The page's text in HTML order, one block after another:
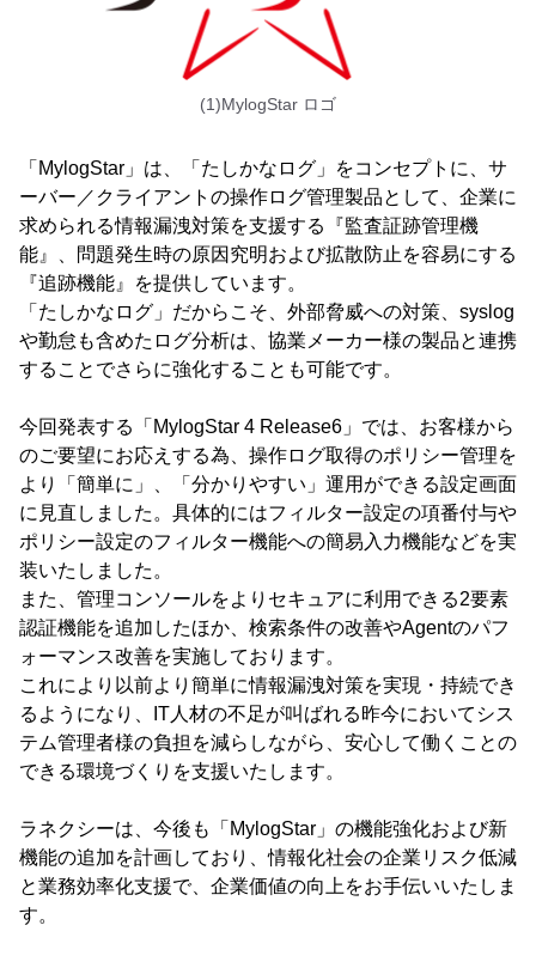
(1)MylogStar ロゴ
「MylogStar」は、「たしかなログ」をコンセプトに、サ
ーバー／クライアントの操作ログ管理製品として、企業に
求められる情報漏洩対策を支援する『監査証跡管理機
能』、問題発生時の原因究明および拡散防止を容易にする
『追跡機能』を提供しています。
「たしかなログ」だからこそ、外部脅威への対策、syslog
や勤怠も含めたログ分析は、協業メーカー様の製品と連携
することでさらに強化することも可能です。
今回発表する「MylogStar 4 Release6」では、お客様から
のご要望にお応えする為、操作ログ取得のポリシー管理を
より「簡単に」、「分かりやすい」運用ができる設定画面
に見直しました。具体的にはフィルター設定の項番付与や
ポリシー設定のフィルター機能への簡易入力機能などを実
装いたしました。
また、管理コンソールをよりセキュアに利用できる2要素
認証機能を追加したほか、検索条件の改善やAgentのパフ
ォーマンス改善を実施しております。
これにより以前より簡単に情報漏洩対策を実現・持続でき
るようになり、IT人材の不足が叫ばれる昨今においてシス
テム管理者様の負担を減らしながら、安心して働くことの
できる環境づくりを支援いたします。
ラネクシーは、今後も「MylogStar」の機能強化および新
機能の追加を計画しており、情報化社会の企業リスク低減
と業務効率化支援で、企業価値の向上をお手伝いいたしま
す。